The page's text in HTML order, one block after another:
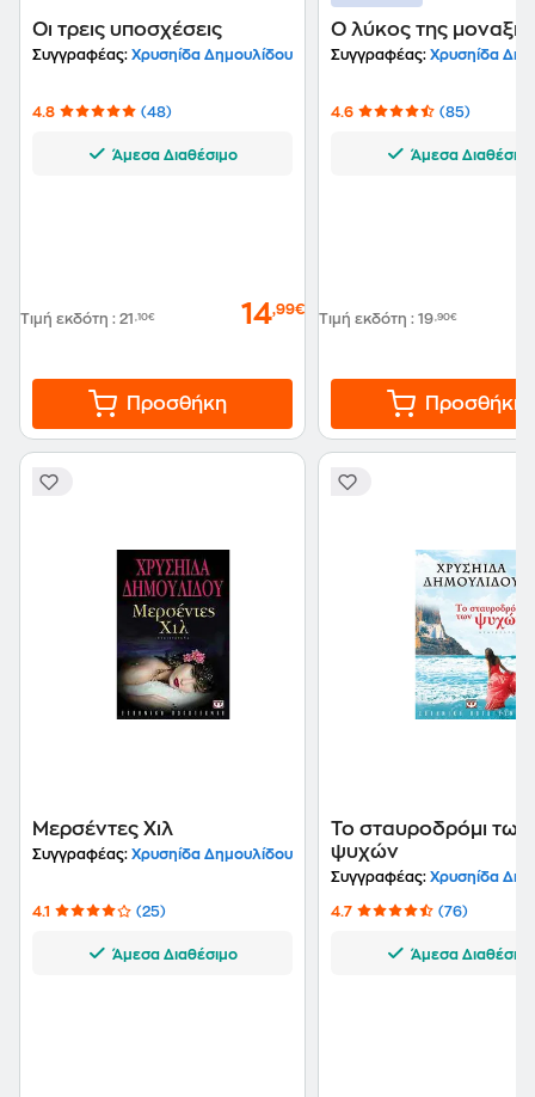
Οι τρεις υποσχέσεις
Συγγραφέας: Χρυσηίδα Δημουλίδου
4.8 (48)
Άμεσα Διαθέσιμο
Τιμή εκδότη : 21,10€ 14,99€
Προσθήκη
Ο λύκος της
Συγγραφέας: Χρυσηίδα
4.6 (85)
Άμεσα Διαθέσιμο
Τιμή εκδότη : 19,90€
Προσθήκη
Μερσέντες Χιλ
Συγγραφέας: Χρυσηίδα Δημουλίδου
4.1 (25)
Άμεσα Διαθέσιμο
Το σταυροδρόμι των
ψυχών
Συγγραφέας: Χρυσηίδα
4.7 (76)
Άμεσα Διαθέσιμο